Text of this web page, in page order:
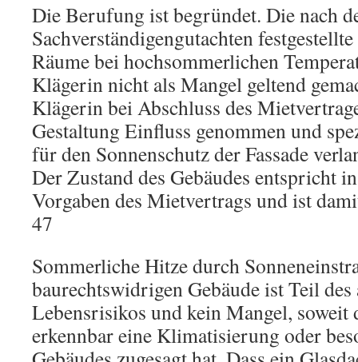
Die Berufung ist begründet. Die nach
Sachverständigengutachten
Räume bei hochsommerlichen
Klägerin nicht als Mangel geltend
Klägerin bei Abschluss des
Gestaltung Einfluss genommen und
für den Sonnenschutz der Fassade
Der Zustand des Gebäudes entspricht
Vorgaben des Mietvertrags und ist
47
Sommerliche Hitze durch
baurechtswidrigen Gebäude ist Teil
Lebensrisikos und kein Mangel,
erkennbar eine Klimatisierung oder